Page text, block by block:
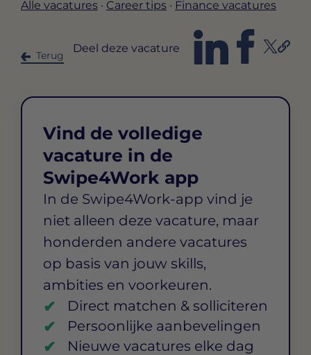
Alle vacatures · Career tips · Finance vacatures
Terug
Deel deze vacature
Vind de volledige
vacature in de
Swipe4Work app
In de Swipe4Work-app vind je
niet alleen deze vacature, maar
honderden andere vacatures
op basis van jouw skills,
ambities en voorkeuren.
Direct matchen & solliciteren
Persoonlijke aanbevelingen
Nieuwe vacatures elke dag